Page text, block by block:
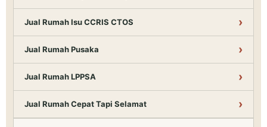
Jual Rumah Isu CCRIS CTOS
Jual Rumah Pusaka
Jual Rumah LPPSA
Jual Rumah Cepat Tapi Selamat